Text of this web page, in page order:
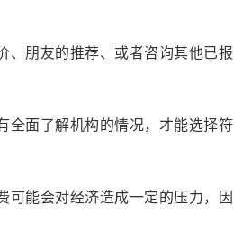
、朋友的推荐、或者咨询其他已报
全面了解机构的情况，才能选择符
可能会对经济造成一定的压力，因